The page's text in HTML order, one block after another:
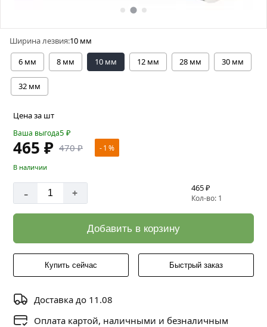
Ширина лезвия:10 мм
6 мм
8 мм 10 мм 12 мм 28 мм 30 мм
32 мм
Цена за шт
Ваша выгода5 ₽
465 ₽ 470 ₽ - 1 %
В наличии
- + 465 ₽
Кол-во: 1
Добавить в корзину
Купить сейчас Быстрый заказ
Доставка до 11.08
Оплата картой, наличными и безналичным